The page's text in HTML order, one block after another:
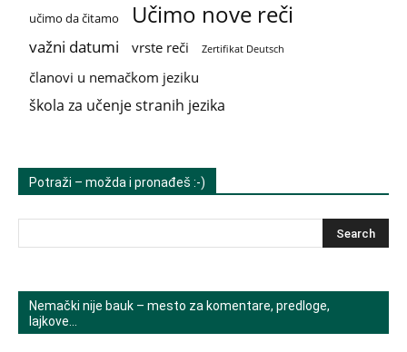
učimo da čitamo Učimo nove reči
važni datumi vrste reči Zertifikat Deutsch
članovi u nemačkom jeziku
škola za učenje stranih jezika
Potraži – možda i pronađeš :-)
Nemački nije bauk – mesto za komentare, predloge,
lajkove…